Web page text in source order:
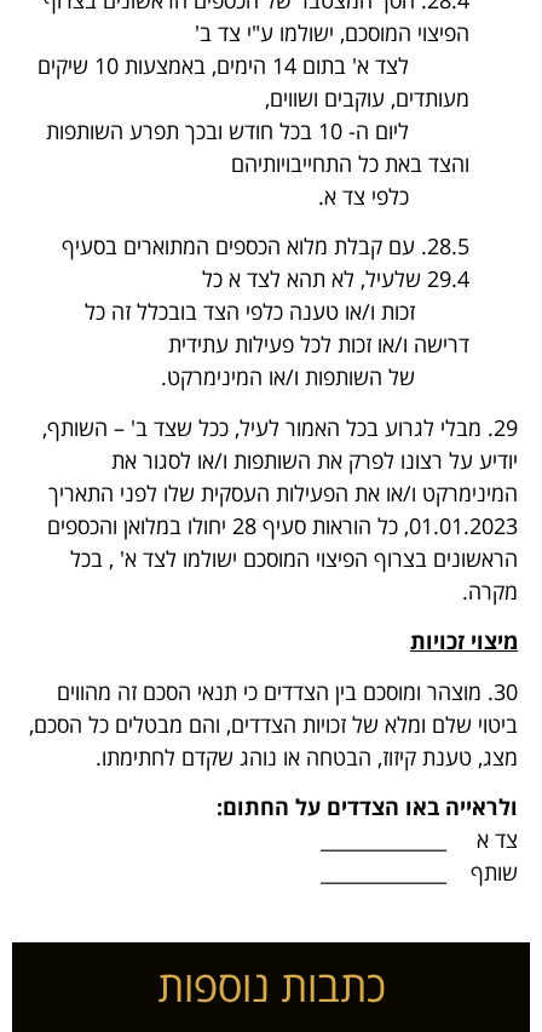
הפיצוי המוסכם, ישולמו ע"י צד ב'
לצד א' בתום 14 הימים, באמצעות 10 שיקים
מעותדים, עוקבים ושווים,
ליום ה- 10 בכל חודש ובכך תפרע השותפות
והצד באת כל התחייבויותיהם
כלפי צד א.
28.5. עם קבלת מלוא הכספים המתוארים בסעיף
29.4 שלעיל, לא תהא לצד א כל
זכות ו/או טענה כלפי הצד בובכלל זה כל
דרישה ו/או זכות לכל פעילות עתידית
של השותפות ו/או המינימרקט.
29. מבלי לגרוע בכל האמור לעיל, ככל שצד ב' – השותף,
יודיע על רצונו לפרק את השותפות ו/או לסגור את
המינימרקט ו/או את הפעילות העסקית שלו לפני התאריך
01.01.2023, כל הוראות סעיף 28 יחולו במלואן והכספים
הראשונים בצרוף הפיצוי המוסכם ישולמו לצד א' , בכל
מקרה.
מיצוי זכויות
30. מוצהר ומוסכם בין הצדדים כי תנאי הסכם זה מהווים
ביטוי שלם ומלא של זכויות הצדדים, והם מבטלים כל הסכם,
מצג, טענת קיזוז, הבטחה או נוהג שקדם לחתימתו.
ולראייה באו הצדדים על החתום:
צד א _____________
שותף _____________
כתבות נוספות